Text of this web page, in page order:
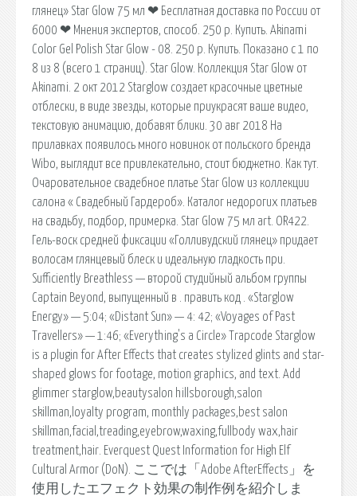
глянец» Star Glow 75 мл ❤ Бесплатная доставка по России от
6000 ❤ Мнения экспертов, способ. 250 р. Купить. Akinami
Color Gel Polish Star Glow - 08. 250 р. Купить. Показано с 1 по
8 из 8 (всего 1 страниц). Star Glow. Коллекция Star Glow от
Akinami. 2 окт 2012 Starglow создает красочные цветные
отблески, в виде звезды, которые приукрасят ваше видео,
текстовую анимацию, добавят блики. 30 авг 2018 На
прилавках появилось много новинок от польского бренда
Wibo, выглядит все привлекательно, стоит бюджетно. Как тут.
Очаровательное свадебное платье Star Glow из коллекции
салона « Свадебный Гардероб». Каталог недорогих платьев
на свадьбу, подбор, примерка. Star Glow 75 мл art. OR422.
Гель-воск средней фиксации «Голливудский глянец» придает
волосам глянцевый блеск и идеальную гладкость при.
Sufficiently Breathless — второй студийный альбом группы
Captain Beyond, выпущенный в . править код . «Starglow
Energy» — 5:04; «Distant Sun» — 4: 42; «Voyages of Past
Travellers» — 1:46; «Everything's a Circle» Trapcode Starglow
is a plugin for After Effects that creates stylized glints and star-
shaped glows for footage, motion graphics, and text. Add
glimmer starglow,beautysalon hillsborough,salon
skillman,loyalty program, monthly packages,best salon
skillman,facial,treading,eyebrow,waxing,fullbody wax,hair
treatment,hair. Everquest Quest Information for High Elf
Cultural Armor (DoN). ここでは「Adobe AfterEffects」を
使用したエフェクト効果の制作例を紹介しま